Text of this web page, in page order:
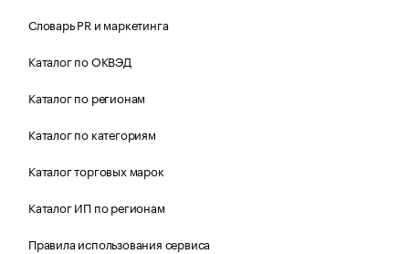
Словарь PR и маркетинга
Каталог по ОКВЭД
Каталог по регионам
Каталог по категориям
Каталог торговых марок
Каталог ИП по регионам
Правила использования сервиса